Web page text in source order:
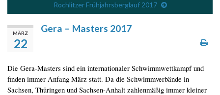
Rochlitzer Frühjahrsberglauf 2017
MÄRZ
22
Gera – Masters 2017
Die Gera-Masters sind ein internationaler Schwimmwettkampf und
finden immer Anfang März statt. Da die Schwimmverbände in
Sachsen, Thüringen und Sachsen-Anhalt zahlenmäßig immer kleiner